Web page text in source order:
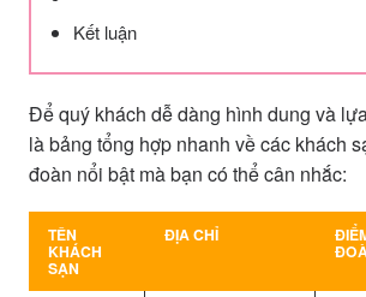
Kết luận
Để quý khách dễ dàng hình dung và
là bảng tổng hợp nhanh về các khách
đoàn nổi bật mà bạn có thể cân nhắc:
TÊN
KHÁCH
SẠN
ĐỊA CHỈ